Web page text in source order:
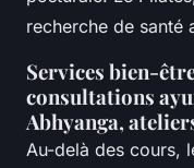
recherche de santé
Services bien-
consultations
Abhyanga,
Au-delà des cours,